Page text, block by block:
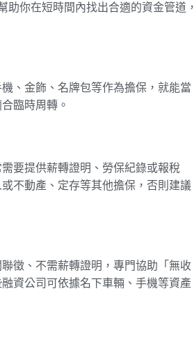
你在短時間內找出合適的資金管道，
、金飾、名牌包等作為擔保，就能當
臨時周轉。
要提供薪轉證明、勞保紀錄或報稅
不動產、定存等其他擔保，否則建議
徵、不需薪轉證明，專門協助「無收
資公司可依據名下車輛、手機等資產